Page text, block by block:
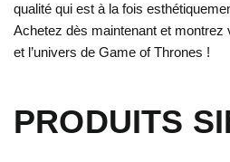
qualité qui est à la fois
Achetez dès maintenant et montrez
et l’univers de Game of Thrones !
PRODUITS